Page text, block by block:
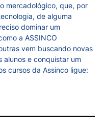
mercadológico, que, por
de alguma
dominar um
a ASSINCO
vem buscando novas
alunos e conquistar um
cursos da Assinco ligue: